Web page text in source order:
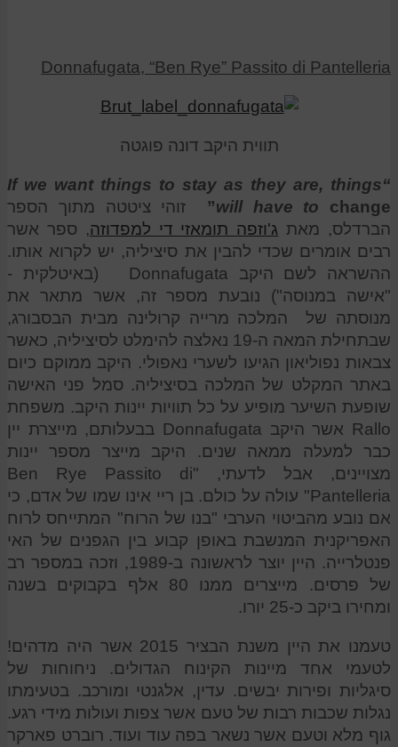
Donnafugata, “Ben Rye” Passito di Pantelleria
תווית היקב דונה פוגטה
“If we want things to stay as they are, things
will have to change”
זוהי ציטטה מתוך הספר
הברדלס, מאת ג'וזפה תומאזי די למפדוזה, ספר אשר
רבים אומרים שכדי להבין את סיציליה, יש לקרוא אותו.
ההשראה לשם היקב Donnafugata (באיטלקית -
"אישה במנוסה") נובעת מספר זה, אשר מתאר את
מנוסתה של המלכה מרייה קרולינה מבית הבסבורג,
שבתחילת המאה ה-19 נאלצה להימלט לסיציליה, כאשר
צבאות נפוליאון הגיעו לשערי נאפולי. היקב ממוקם כיום
באתר המקלט של המלכה בסיציליה. סמל פני האישה
שופעת השיער מופיע על כל תוויות יינות היקב. משפחת
Rallo אשר היקב Donnafugata בבעלותם, מייצרת יין
כבר למעלה ממאה שנים. היקב מייצר מספר יינות
מצויינים, אבל לדעתי, "Ben Rye Passito di
Pantelleria" עולה על כולם. בן ריי אינו שמו של אדם, כי
אם נובע מהביטוי הערבי "בנו של הרוח" המתייחס לרוח
האפריקנית המנשבת באופן קבוע בין הגפנים של האי
פנטלרייה. היין יוצר לראשונה ב-1989, וזכה במספר רב
של פרסים. מייצרים ממנו 80 אלף בקבוקים בשנה
ומחירו ביקב כ-25 יורו.
טעמנו את היין משנת הבציר 2015 אשר היה מדהים!
לטעמי אחד מיינות הקינוח הגדולים. ניחוחות של
סיגליות ופירות יבשים. עדין, אלגנטי ומורכב. בטעימתו
נגלות שכבות רבות של טעם אשר צפות ועולות מידי רגע.
גוף מלא וטעם אשר נשאר בפה עוד ועוד. רוברט פארקר